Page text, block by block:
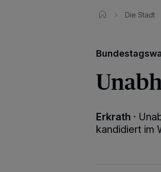
Die Stadt
Erkrath ·
kandidiert im